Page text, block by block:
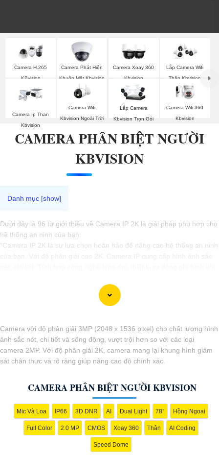
Camera H.265
KBvision
Camera Phát Hiện
Khuôn Mặt Kbvision
Camera Xoay 360
Kbvision
Lắp Camera Wifi
Thân Kbvision
Camera Ip Than
Kbvision
Camera Wifi
Kbvision Ngoài Trời
Lắp Camera
Kbvision Trọn Gói
Camera Wifi 360
Kbvision
CAMERA PHÂN BIỆT NGƯỜI
KBVISION
Dưới đây là 96 từ giới thiệu về Camera IP 2K là giải pháp phù hợp cho
hệ thống an ninh của bạn:
"Camera IP 2K là sự lựa chọn hoàn hảo để nâng cao hệ thống an ninh
khả năng kết nối mạng linh hoạt giúp bạn dễ dàng
giám sát từ xa qua điện thoại di động. Camera IP 2K là giải pháp hiệu
Camera với độ phân giải 3MP (2048 x 1536 pixel) cho chất lượng hình
ảnh sắc nét, chi tiết và sống động, vượt trội hơn so với các loại
camera 2MP. Với độ phân giải 2K, camera mang lại khung hình giám
sát chân thực và rõ ràng giúp nâng cao độ chính xác.
CAMERA PHÂN BIỆT NGƯỜI KBVISION
Mic Và Loa IP66 3D DNR AI Dual Light 78° Hồng Ngoại
Full Color 2.0 MP CMOS Xoay 360 Thân AI Coding
Speed Dome